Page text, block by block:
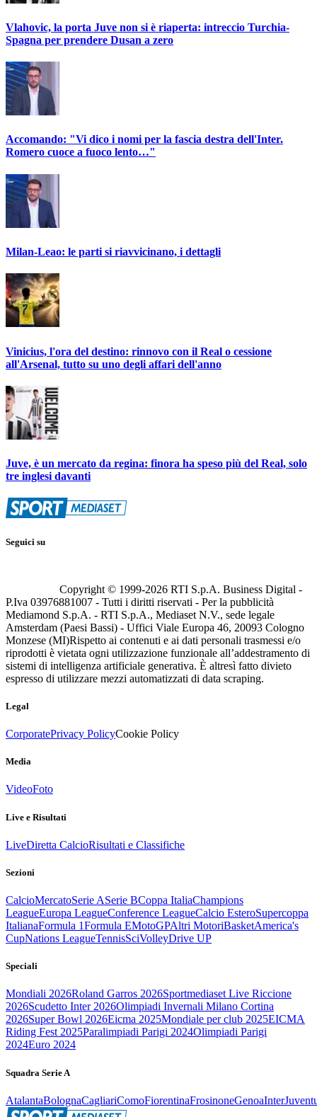
Vlahovic, la porta Juve non si è riaperta: intreccio Turchia-
Spagna per prendere Dusan a zero
Accomando: "Vi dico i nomi per la fascia destra dell'Inter.
Romero cuoce a fuoco lento…"
Milan-Leao: le parti si riavvicinano, i dettagli
Vinicius, l'ora del destino: rinnovo con il Real o cessione
all'Arsenal, tutto su uno degli affari dell'anno
Juve, è un mercato da regina: finora ha speso più del Real, solo
tre inglesi davanti
Seguici su
Copyright © 1999-2026 RTI S.p.A. Business Digital -
P.Iva 03976881007 - Tutti i diritti riservati - Per la pubblicità
Mediamond S.p.A. - RTI S.p.A., Mediaset N.V., sede legale
Amsterdam (Paesi Bassi) - Uffici Viale Europa 46, 20093 Cologno
Monzese (MI)Rispetto ai contenuti e ai dati personali trasmessi e/o
riprodotti è vietata ogni utilizzazione funzionale all’addestramento di
sistemi di intelligenza artificiale generativa. È altresì fatto divieto
espresso di utilizzare mezzi automatizzati di data scraping.
Legal
CorporatePrivacy PolicyCookie Policy
Media
VideoFoto
Live e Risultati
LiveDiretta CalcioRisultati e Classifiche
Sezioni
CalcioMercatoSerie ASerie BCoppa ItaliaChampions
LeagueEuropa LeagueConference LeagueCalcio EsteroSupercoppa
ItalianaFormula 1Formula EMotoGPAltri MotoriBasketAmerica's
CupNations LeagueTennisSciVolleyDrive UP
Speciali
Mondiali 2026Roland Garros 2026Sportmediaset Live Riccione
2026Scudetto Inter 2026Olimpiadi Invernali Milano Cortina
2026Super Bowl 2026Eicma 2025Mondiale per club 2025EICMA
Riding Fest 2025Paralimpiadi Parigi 2024Olimpiadi Parigi
2024Euro 2024
Squadra Serie A
AtalantaBolognaCagliariComoFiorentinaFrosinoneGenoaInter